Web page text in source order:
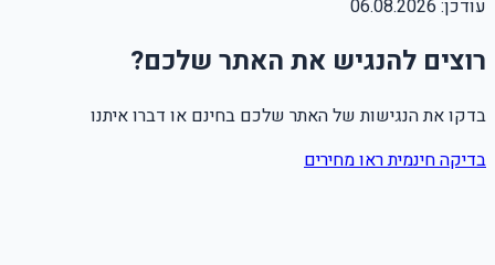
עודכן: 06.08.2026
רוצים להנגיש את האתר שלכם?
בדקו את הנגישות של האתר שלכם בחינם או דברו איתנו
בדיקה חינמיתראו מחירים